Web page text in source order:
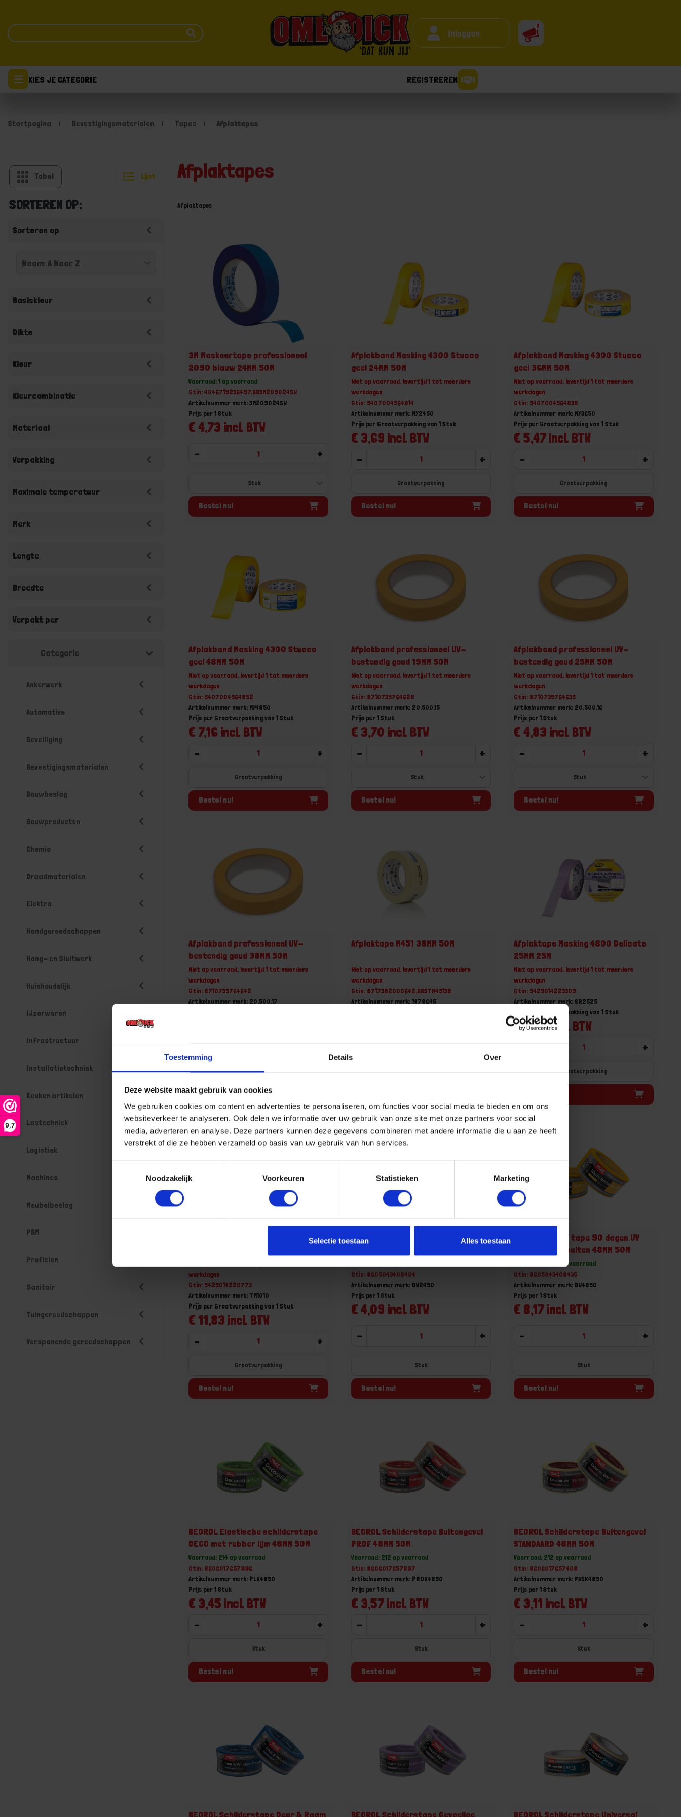
Toestemming Details Over
Deze website maakt gebruik van cookies
We gebruiken cookies om content en advertenties te personaliseren, om functies voor social media te bieden en om ons
websiteverkeer te analyseren. Ook delen we informatie over uw gebruik van onze site met onze partners voor social
media, adverteren en analyse. Deze partners kunnen deze gegevens combineren met andere informatie die u aan ze heeft
verstrekt of die ze hebben verzameld op basis van uw gebruik van hun services.
Noodzakelijk
Voorkeuren Statistieken Marketing
Selectie toestaan Alles toestaan
9,7
Inloggen
0
KIES JE CATEGORIE REGISTREREN
Startpagina Bevestigingsmaterialen Tapes Afplaktapes
Tabel Lijst
SORTEREN OP:
Sorteren op
Basiskleur
Dikte
Kleur
Kleurcombinatie
Materiaal
Verpakking
Maximale temperatuur
Merk
Lengte
Breedte
Verpakt per
Categorie
Ankerwerk
Automotive
Beveiliging
Bevestigingsmaterialen
Bouwbeslag
Bouwproducten
Chemie
Draadmaterialen
Elektra
Handgereedschappen
Hang- en Sluitwerk
Huishoudelijk
IJzerwaren
Infrastructuur
Installatietechniek
Keuken artikelen
Lastechniek
Logistiek
Machines
Meubelbeslag
PBM
Profielen
Sanitair
Tuingereedschappen
Verspanende gereedschappen
Afplaktapes
Afplaktapes
3M Maskeertape professioneel
2090 blauw 24MM 50M
Voorraad: 1 op voorraad
Gtin: 4046719236497,BB3M209024SW
Artikelnummer merk: 3M209024SW
€ 4,73 incl. BTW
Prijs per 1 Stuk
- +
Bestel nu!
Afplakband Masking 4300 Stucco
geel 24MM 50M
Niet op voorraad, levertijd 1 tot meerdere
werkdagen
Gtin: 5407004564814
Artikelnummer merk: MY2450
€ 3,69 incl. BTW
Prijs per Grootverpakking van 1 Stuk
- +
Grootverpakking
Bestel nu!
Afplakband Masking 4300 Stucco
geel 36MM 50M
Niet op voorraad, levertijd 1 tot meerdere
werkdagen
Gtin: 5407004564838
Artikelnummer merk: MY3650
€ 5,47 incl. BTW
Prijs per Grootverpakking van 1 Stuk
- +
Grootverpakking
Bestel nu!
Afplakband Masking 4300 Stucco
geel 48MM 50M
Niet op voorraad, levertijd 1 tot meerdere
werkdagen
Gtin: 5407004564852
Artikelnummer merk: MY4850
€ 7,16 incl. BTW
Prijs per Grootverpakking van 1 Stuk
- +
Grootverpakking
Bestel nu!
Afplakband professioneel UV-
bestendig goud 19MM 50M
Niet op voorraad, levertijd 1 tot meerdere
werkdagen
Gtin: 8710735764628
Artikelnummer merk: 20.500.15
€ 3,70 incl. BTW
Prijs per 1 Stuk
- +
Bestel nu!
Afplakband professioneel UV-
bestendig goud 25MM 50M
Niet op voorraad, levertijd 1 tot meerdere
werkdagen
Gtin: 8710735764635
Artikelnummer merk: 20.500.16
€ 4,83 incl. BTW
Prijs per 1 Stuk
- +
Bestel nu!
Afplakband professioneel UV-
bestendig goud 38MM 50M
Niet op voorraad, levertijd 1 tot meerdere
werkdagen
Gtin: 8710735764642
Artikelnummer merk: 20.500.17
- +
Bestel nu!
Afplaktape M451 38MM 50M
Niet op voorraad, levertijd 1 tot meerdere
werkdagen
Gtin: 8717382000642,BBSTM45138
Artikelnummer merk: 1478645
- +
Afplaktape Masking 4800 Delicate
25MM 25M
Niet op voorraad, levertijd 1 tot meerdere
werkdagen
Gtin: 5425014223309
Artikelnummer merk: SR2525
€ 3,69 incl. BTW
Prijs per Grootverpakking van 1 Stuk
- +
Grootverpakking
Afplaktape versterkt Trim Masking
werkdagen
Gtin: 5425014220773
Artikelnummer merk: TM1010
€ 11,83 incl. BTW
Prijs per Grootverpakking van 1 Stuk
- +
Grootverpakking
Bestel nu!
BEOROL Brutal tape 90 dagen UV
Gtin: 8605043408404
Artikelnummer merk: BW2450
€ 4,09 incl. BTW
Prijs per 1 Stuk
- +
Stuk
Bestel nu!
BEOROL Brutal tape 90 dagen UV
WASHI binnen/buiten 48MM 50M
Voorraad: 2739 op voorraad
Gtin: 8605043408435
Artikelnummer merk: BW4850
€ 8,17 incl. BTW
Prijs per 1 Stuk
- +
Stuk
Bestel nu!
BEOROL Elastische schilderstape
DECO met rubber lijm 48MM 50M
Voorraad: 214 op voorraad
Gtin: 8606017657996
Artikelnummer merk: PLK4850
€ 3,45 incl. BTW
Prijs per 1 Stuk
- +
Stuk
Bestel nu!
BEOROL Schilderstape Buitengevel
PROF 48MM 50M
Voorraad: 212 op voorraad
Gtin: 8606017657897
Artikelnummer merk: PROK4850
€ 3,57 incl. BTW
Prijs per 1 Stuk
- +
Stuk
Bestel nu!
BEOROL Schilderstape Buitengevel
STANDAARD 48MM 50M
Voorraad: 212 op voorraad
Gtin: 8606017657408
Artikelnummer merk: FASK4850
€ 3,11 incl. BTW
Prijs per 1 Stuk
- +
Stuk
Bestel nu!
BEOROL Schilderstape Deur & Raam BEOROL Schilderstape Gevoelige BEOROL Schilderstape Universal